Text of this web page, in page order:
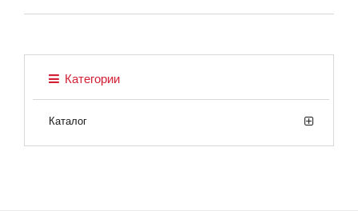
Категории
Каталог